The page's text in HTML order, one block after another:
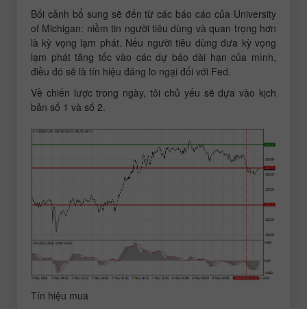
Bối cảnh bổ sung sẽ đến từ các báo cáo của University
of Michigan: niềm tin người tiêu dùng và quan trọng hơn
là kỳ vọng lạm phát. Nếu người tiêu dùng đưa kỳ vọng
lạm phát tăng tốc vào các dự báo dài hạn của mình,
điều đó sẽ là tín hiệu đáng lo ngại đối với Fed.
Về chiến lược trong ngày, tôi chủ yếu sẽ dựa vào kịch
bản số 1 và số 2.
Tín hiệu mua